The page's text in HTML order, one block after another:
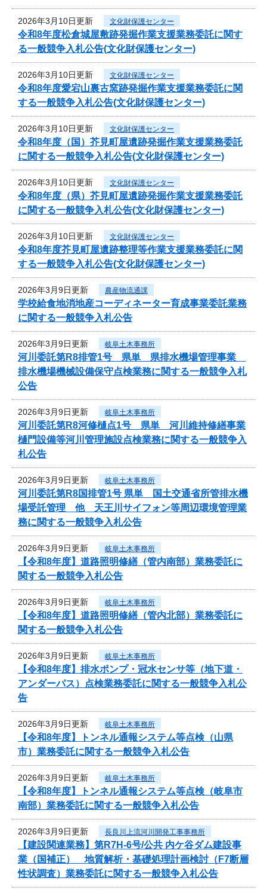
2026年3月10日更新 文化財保護センター
令和8年度松倉城屋敷跡発掘作業支援業務委託に関す
る一般競争入札公告(文化財保護センター)
2026年3月10日更新 文化財保護センター
令和8年度愛宕山裏古窯跡発掘作業支援業務委託に関
する一般競争入札公告(文化財保護センター)
2026年3月10日更新 文化財保護センター
令和8年度（国）芥見町屋遺跡発掘作業支援業務委託
に関する一般競争入札公告(文化財保護センター)
2026年3月10日更新 文化財保護センター
令和8年度（県）芥見町屋遺跡発掘作業支援業務委託
に関する一般競争入札公告(文化財保護センター)
2026年3月10日更新 文化財保護センター
令和8年度芥見町屋遺跡整理等作業支援業務委託に関
する一般競争入札公告(文化財保護センター)
2026年3月9日更新 農産物流通課
学校給食地消地産コーディネーター育成事業委託業務
に関する一般競争入札公告
2026年3月9日更新 岐阜土木事務所
河川委託第R8排管1号 県単 県排水機場管理事業
排水機場機械設備保守点検業務に関する一般競争入札
公告
2026年3月9日更新 岐阜土木事務所
河川委託第R8河修樋点1号 県単 河川維持修繕事業
樋門設備等河川管理施設点検業務に関する一般競争入
札公告
2026年3月9日更新 岐阜土木事務所
河川委託第R8国排管1号 県単 国土交通省所管排水機
場受託管理 他 天王川サイフォン等周辺環境管理業
務に関する一般競争入札公告
2026年3月9日更新 岐阜土木事務所
【令和8年度】道路照明修繕（管内南部）業務委託に
関する一般競争入札公告
2026年3月9日更新 岐阜土木事務所
【令和8年度】道路照明修繕（管内北部）業務委託に
関する一般競争入札公告
2026年3月9日更新 岐阜土木事務所
【令和8年度】排水ポンプ・冠水センサ等（地下道・
アンダーパス）点検業務委託に関する一般競争入札公
告
2026年3月9日更新 岐阜土木事務所
【令和8年度】トンネル通報システム等点検（山県
市）業務委託に関する一般競争入札公告
2026年3月9日更新 岐阜土木事務所
【令和8年度】トンネル通報システム等点検（岐阜市
南部）業務委託に関する一般競争入札公告
2026年3月9日更新 長良川上流河川開発工事事務所
【建設関連業務】第R7H-6号/公共 内ケ谷ダム建設事
業（国補正） 地質解析・基礎処理計画検討（F7断層
性状調査）業務委託に関する一般競争入札公告